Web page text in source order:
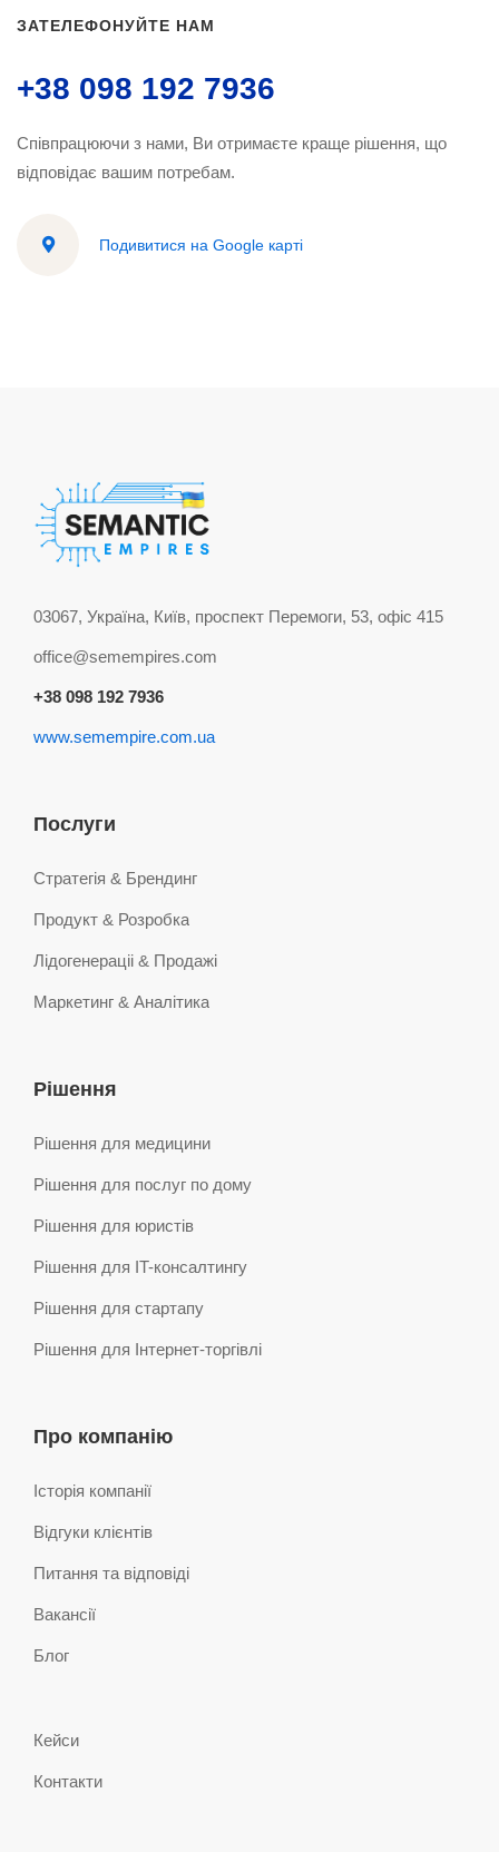
ЗАТЕЛЕФОНУЙТЕ НАМ
+38 098 192 7936
Співпрацюючи з нами, Ви отримаєте краще рішення, що
відповідає вашим потребам.
Подивитися на Google карті
03067, Україна, Київ, проспект Перемоги, 53, офіс 415
office@semempires.com
+38 098 192 7936
www.semempire.com.ua
Послуги
Стратегія & Брендинг
Продукт & Розробка
Лідогенераціі & Продажі
Маркетинг & Аналітика
Рішення
Рішення для медицини
Рішення для послуг по дому
Рішення для юристів
Рішення для IT-консалтингу
Рішення для стартапу
Рішення для Інтернет-торгівлі
Про компанію
Історія компанії
Відгуки клієнтів
Питання та відповіді
Вакансії
Блог
Кейси
Контакти